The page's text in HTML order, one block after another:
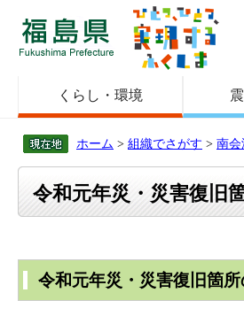
福島県
くらし・環境
ホーム > 組織でさがす > 南会
令和元年災・災害復旧
令和元年災・災害復旧箇